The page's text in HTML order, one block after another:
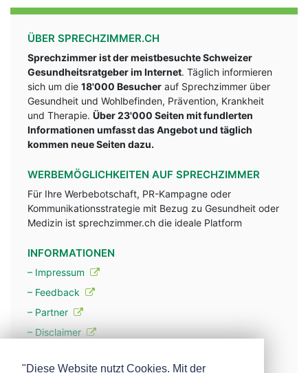
ÜBER SPRECHZIMMER.CH
Sprechzimmer ist der meistbesuchte Schweizer
Gesundheitsratgeber im Internet. Täglich informieren
sich um die 18'000 Besucher auf Sprechzimmer über
Gesundheit und Wohlbefinden, Prävention, Krankheit
und Therapie. Über 23'000 Seiten mit fundlerten
Informationen umfasst das Angebot und täglich
kommen neue Seiten dazu.
WERBEMÖGLICHKEITEN AUF SPRECHZIMMER
Für Ihre Werbebotschaft, PR-Kampagne oder
Kommunikationsstrategie mit Bezug zu Gesundheit oder
Medizin ist sprechzimmer.ch die ideale Platform
INFORMATIONEN
– Impressum
– Feedback
– Partner
– Disclaimer
"Diese Website nutzt Cookies. Mit der